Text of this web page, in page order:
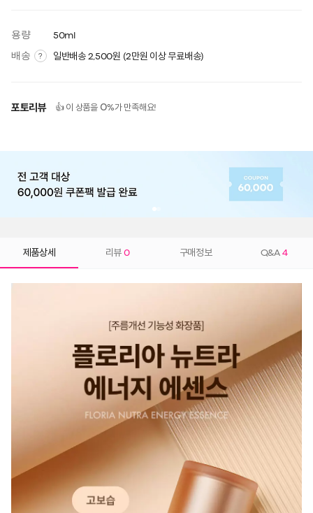
용량 50ml
배송 ? 일반배송 2,500원 (2만원 이상 무료배송)
포토리뷰 👍 이 상품을 0%가 만족해요!
제품상세 리뷰 0 구매정보 Q&A 4